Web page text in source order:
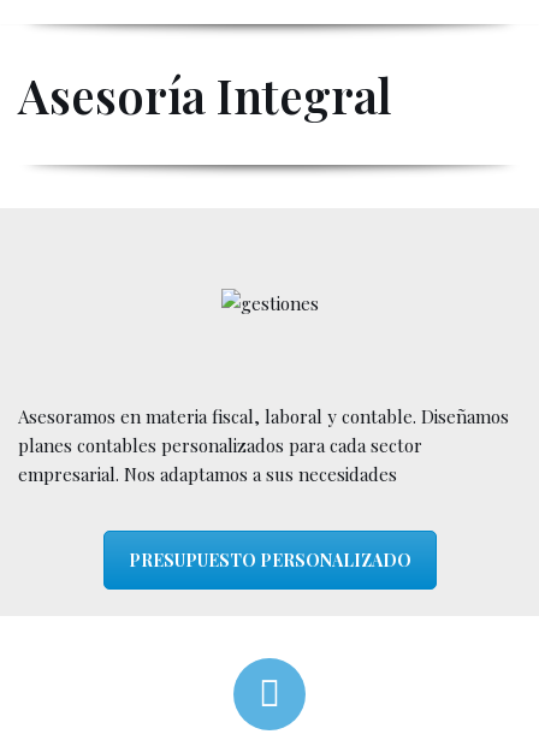
al
contenido
Asesoría Integral
Asesoramos en materia fiscal, laboral y contable. Diseñamos
planes contables personalizados para cada sector
empresarial. Nos adaptamos a sus necesidades
PRESUPUESTO PERSONALIZADO